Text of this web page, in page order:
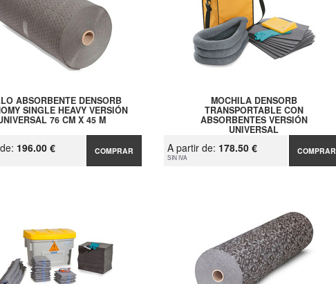
ABSORBENTE DENSORB
SINGLE HEAVY VERSIÓN
76 CM X 45 M
196.00 € COMPRAR
MOCHILA DENSORB
TRANSPORTABLE CON
ABSORBENTES VERSIÓN
UNIVERSAL
A partir de: 178.50 €
SIN IVA
COMPRAR